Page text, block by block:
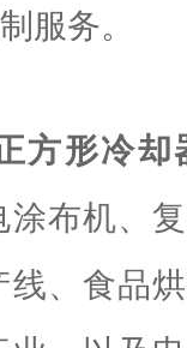
服务。
方形冷却
布机、
、食品